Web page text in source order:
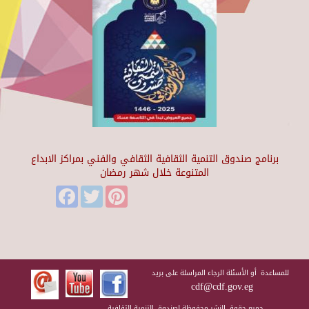
برنامج صندوق التنمية الثقافية الثقافي والفني بمراكز الابداع
المتنوعة خلال شهر رمضان
FacebookTwitter
للمساعدة أو الأسئلة الرجاء المراسلة على بريد
cdf@cdf.gov.eg